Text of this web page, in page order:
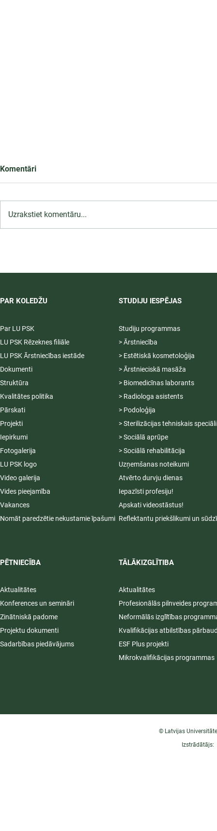
Komentāri
Uzrakstiet komentāru...
PAR KOLEDŽU
Par LU PSK
LU PSK Rēzeknes filiāle
LU PSK Ārstniecības iestāde
Dokumenti
Struktūra
Kvalitātes politika
Pārskati
Projekti
Iepirkumi
Fotogalerija
LU PSK logo
Video galerija
Vides pieejamība
Vakances
Nomāt paredzētie nekustamie īpašumi
PĒTNIECĪBA
Aktualitātes
Konferences un semināri
Zinātniskā padome
Projektu dokumenti
Sadarbības piedāvājums
STUDIJU IESPĒJAS
Studiju programmas
> Ārstniecība
> Estētiskā kosmetoloģija
> Ārstnieciskā masāža
> Biomedicīnas laborants
> Radiologa asistents
> Podoloģija
> Sterilizācijas tehniskais
> Sociālā aprūpe
> Sociālā rehabilitācija
Uzņemšanas noteikumi
Atvērto durvju dienas
Iepazīsti profesiju!
Apskati videostāstus!
Reflektantu priekšlikumi un
TĀLĀKIZGLĪTIBA
Aktualitātes
Profesionālās pilnveides
Neformālās izglītības
Kvalifikācijas atbilstības
ESF Plus projekti
Mikrokvalifikācijas programmas
© Latvijas
Izstrādātājs: